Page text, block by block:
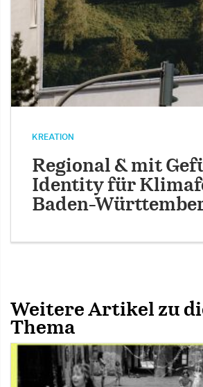
KREATION
Regional & mit
Identity für
Baden-
Weitere Artikel zu
Thema